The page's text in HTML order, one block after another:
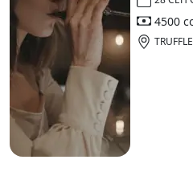
4500